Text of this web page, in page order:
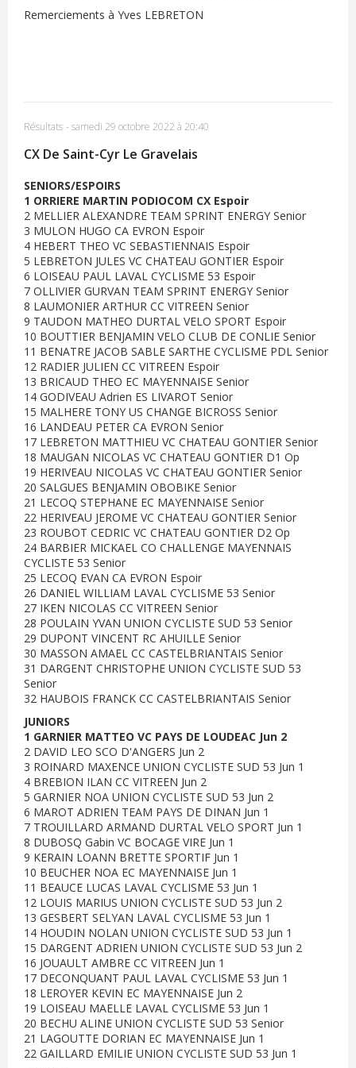
Remerciements à Yves LEBRETON
Résultats - samedi 29 octobre 2022 à 20:40
CX De Saint-Cyr Le Gravelais
SENIORS/ESPOIRS
1 ORRIERE MARTIN PODIOCOM CX Espoir
2 MELLIER ALEXANDRE TEAM SPRINT ENERGY Senior
3 MULON HUGO CA EVRON Espoir
4 HEBERT THEO VC SEBASTIENNAIS Espoir
5 LEBRETON JULES VC CHATEAU GONTIER Espoir
6 LOISEAU PAUL LAVAL CYCLISME 53 Espoir
7 OLLIVIER GURVAN TEAM SPRINT ENERGY Senior
8 LAUMONIER ARTHUR CC VITREEN Senior
9 TAUDON MATHEO DURTAL VELO SPORT Espoir
10 BOUTTIER BENJAMIN VELO CLUB DE CONLIE Senior
11 BENATRE JACOB SABLE SARTHE CYCLISME PDL Senior
12 RADIER JULIEN CC VITREEN Espoir
13 BRICAUD THEO EC MAYENNAISE Senior
14 GODIVEAU Adrien ES LIVAROT Senior
15 MALHERE TONY US CHANGE BICROSS Senior
16 LANDEAU PETER CA EVRON Senior
17 LEBRETON MATTHIEU VC CHATEAU GONTIER Senior
18 MAUGAN NICOLAS VC CHATEAU GONTIER D1 Op
19 HERIVEAU NICOLAS VC CHATEAU GONTIER Senior
20 SALGUES BENJAMIN OBOBIKE Senior
21 LECOQ STEPHANE EC MAYENNAISE Senior
22 HERIVEAU JEROME VC CHATEAU GONTIER Senior
23 ROUBOT CEDRIC VC CHATEAU GONTIER D2 Op
24 BARBIER MICKAEL CO CHALLENGE MAYENNAIS
CYCLISTE 53 Senior
25 LECOQ EVAN CA EVRON Espoir
26 DANIEL WILLIAM LAVAL CYCLISME 53 Senior
27 IKEN NICOLAS CC VITREEN Senior
28 POULAIN YVAN UNION CYCLISTE SUD 53 Senior
29 DUPONT VINCENT RC AHUILLE Senior
30 MASSON AMAEL CC CASTELBRIANTAIS Senior
31 DARGENT CHRISTOPHE UNION CYCLISTE SUD 53
Senior
32 HAUBOIS FRANCK CC CASTELBRIANTAIS Senior
JUNIORS
1 GARNIER MATTEO VC PAYS DE LOUDEAC Jun 2
2 DAVID LEO SCO D'ANGERS Jun 2
3 ROINARD MAXENCE UNION CYCLISTE SUD 53 Jun 1
4 BREBION ILAN CC VITREEN Jun 2
5 GARNIER NOA UNION CYCLISTE SUD 53 Jun 2
6 MAROT ADRIEN TEAM PAYS DE DINAN Jun 1
7 TROUILLARD ARMAND DURTAL VELO SPORT Jun 1
8 DUBOSQ Gabin VC BOCAGE VIRE Jun 1
9 KERAIN LOANN BRETTE SPORTIF Jun 1
10 BEUCHER NOA EC MAYENNAISE Jun 1
11 BEAUCE LUCAS LAVAL CYCLISME 53 Jun 1
12 LOUIS MARIUS UNION CYCLISTE SUD 53 Jun 2
13 GESBERT SELYAN LAVAL CYCLISME 53 Jun 1
14 HOUDIN NOLAN UNION CYCLISTE SUD 53 Jun 1
15 DARGENT ADRIEN UNION CYCLISTE SUD 53 Jun 2
16 JOUAULT AMBRE CC VITREEN Jun 1
17 DECONQUANT PAUL LAVAL CYCLISME 53 Jun 1
18 LEROYER KEVIN EC MAYENNAISE Jun 2
19 LOISEAU MAELLE LAVAL CYCLISME 53 Jun 1
20 BECHU ALINE UNION CYCLISTE SUD 53 Senior
21 LAGOUTTE DORIAN EC MAYENNAISE Jun 1
22 GAILLARD EMILIE UNION CYCLISTE SUD 53 Jun 1